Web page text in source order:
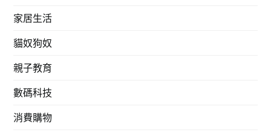
家居生活
貓奴狗奴
親子教育
數碼科技
消費購物